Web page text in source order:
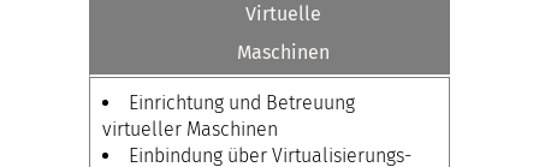
Virtuelle
Maschinen
Einrichtung und Betreuung
virtueller Maschinen
Einbindung über Virtualisierungs-